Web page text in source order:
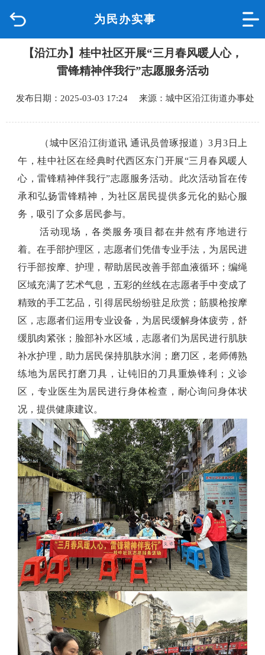
为民办实事
品质城中
政府信息公开
互动回应
数据专题
【沿江办】桂中社区开展“三月春风暖人心，
雷锋精神伴我行”志愿服务活动
发布日期：2025-03-03 17:24 来源：城中区沿江街道办事处
（城中区沿江街道讯 通讯员曾琢报道） 3月3日上
午 ，桂中社区在经典时代西区东门开展“三月春风暖人
心，雷锋精神伴我行”志愿服务活动。此次活动旨在传
承和弘扬雷锋精神，为社区居民提供多元化的贴心服
务，吸引 了众多居民参与。
活动现场，各类服务项目都在井然有序地进行
着。在手部护理区，志愿者们凭借专业手法，为居民进
行手部按摩、护理，帮助居民改善手部血液循环；编绳
区域充满了艺术气息，五彩的丝线在志愿者手中变成了
精致的手工艺品，引得居民纷纷驻足欣赏；筋膜枪按摩
区，志愿者们运用专业设备，为居民缓解身体疲劳，舒
缓肌肉紧张；脸部补水区域，志愿者们为居民进行肌肤
补水护理，助力居民保持肌肤水润 ； 磨刀区，老师傅熟
练地为居民打磨刀具，让钝旧的刀具重焕锋利；义诊
区，专业医生为居民进行身体检查，耐心询问身体状
况，提供健康建议。